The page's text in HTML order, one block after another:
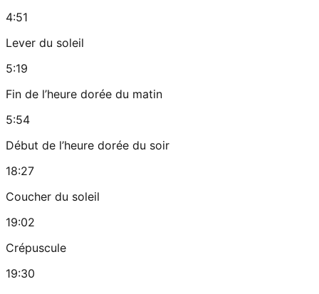
4:51
Lever du soleil
5:19
Fin de l’heure dorée du matin
5:54
Début de l’heure dorée du soir
18:27
Coucher du soleil
19:02
Crépuscule
19:30